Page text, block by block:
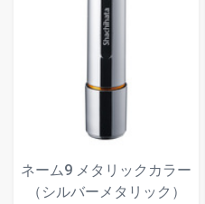
ネーム9 メタリックカラー
（シルバーメタリック）